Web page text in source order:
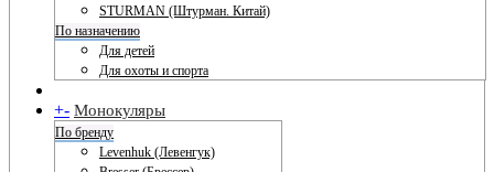
STURMAN (Штурман. Китай)
По назначению
Для детей
Для охоты и спорта
+- Монокуляры
По бренду
Levenhuk (Левенгук)